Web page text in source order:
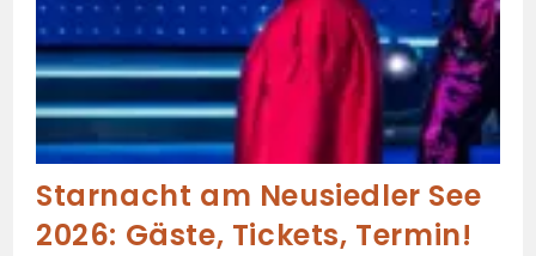
Starnacht am Neusiedler See
2026: Gäste, Tickets, Termin!